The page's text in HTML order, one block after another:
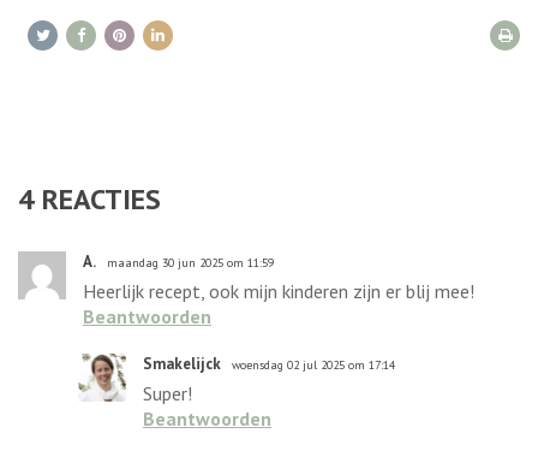
4 REACTIES
A. maandag 30 jun 2025 om 11:59
Heerlijk recept, ook mijn kinderen zijn er blij mee!
Beantwoorden
Smakelijck woensdag 02 jul 2025 om 17:14
Super!
Beantwoorden